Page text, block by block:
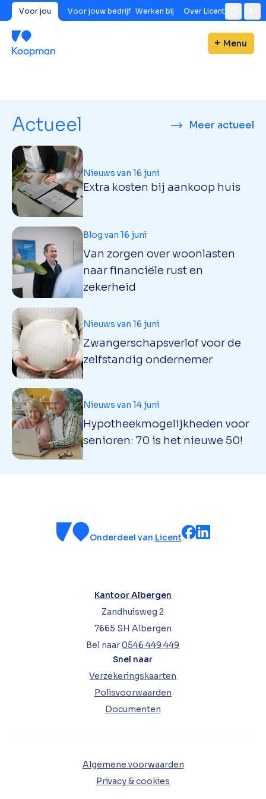
Voor jou Voor jouw bedrijf Werken bij Over Licent
Menu
Actueel Meer actueel
Extra kosten bij aankoop huis
Nieuws van 16 juni
Van zorgen over woonlasten
naar financiële rust en
zekerheid
Blog van 16 juni
Zwangerschapsverlof voor de
zelfstandig ondernemer
Nieuws van 16 juni
Hypotheekmogelijkheden voor
senioren: 70 is het nieuwe 50!
Nieuws van 14 juni
Onderdeel van Licent
Kantoor Albergen
Zandhuisweg 2
7665 SH Albergen
Bel naar0546 449 449
Snel naar
Verzekeringskaarten
Polisvoorwaarden
Documenten
Algemene voorwaarden
Privacy & cookies